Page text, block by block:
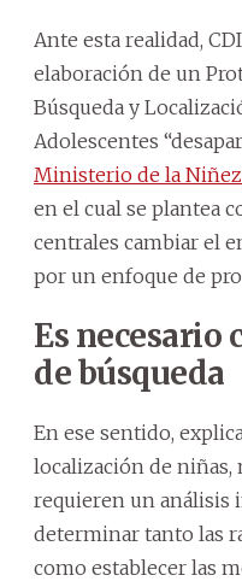
Ante esta realidad,
elaboración de un
Búsqueda y
Adolescentes
Ministerio de la
en el cual se plantea
centrales cambiar el
por un enfoque de
Es necesario
de búsqueda
En ese sentido,
localización de niñas,
requieren un análisis
determinar tanto las
como establecer las